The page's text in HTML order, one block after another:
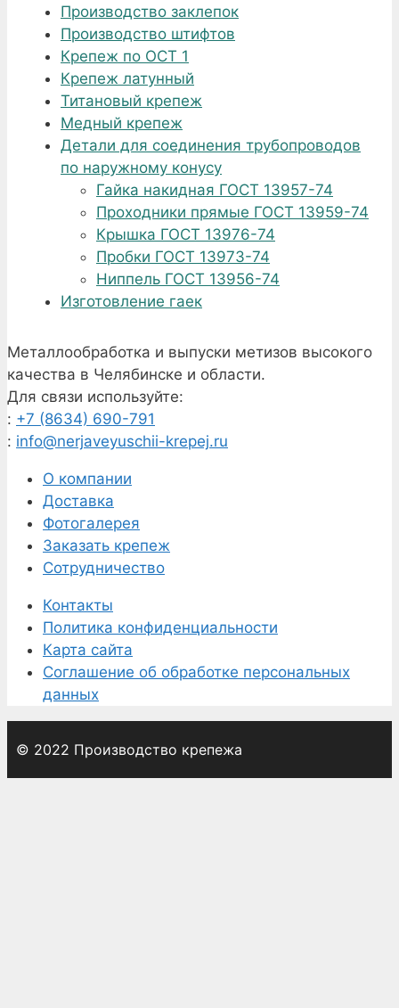
Производство заклепок
Производство штифтов
Крепеж по ОСТ 1
Крепеж латунный
Титановый крепеж
Медный крепеж
Детали для соединения трубопроводов
по наружному конусу
Гайка накидная ГОСТ 13957-74
Проходники прямые ГОСТ 13959-74
Крышка ГОСТ 13976-74
Пробки ГОСТ 13973-74
Ниппель ГОСТ 13956-74
Изготовление гаек
Металлообработка и выпуски метизов высокого
качества в Челябинске и области.
Для связи используйте:
: +7 (8634) 690-791
: info@nerjaveyuschii-krepej.ru
О компании
Доставка
Фотогалерея
Заказать крепеж
Сотрудничество
Контакты
Политика конфиденциальности
Карта сайта
Соглашение об обработке персональных
данных
© 2022 Производство крепежа